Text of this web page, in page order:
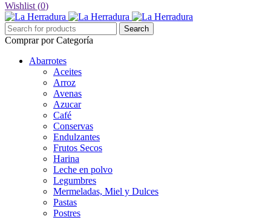
Wishlist (0)
Comprar por Categoría
Abarrotes
Aceites
Arroz
Avenas
Azucar
Café
Conservas
Endulzantes
Frutos Secos
Harina
Leche en polvo
Legumbres
Mermeladas, Miel y Dulces
Pastas
Postres